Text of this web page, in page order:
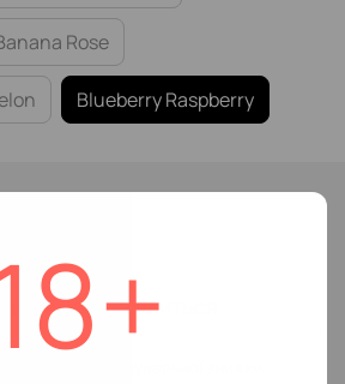
Rose
Blueberry Raspberry
коли з'явиться